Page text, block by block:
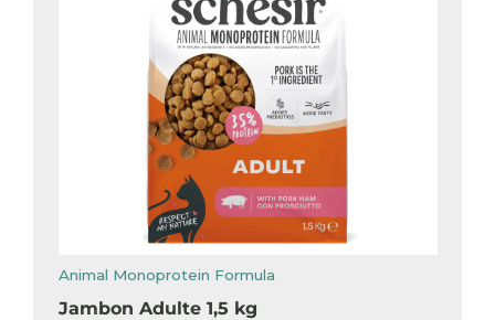
Animal Monoprotein Formula
Jambon Adulte 1,5 kg